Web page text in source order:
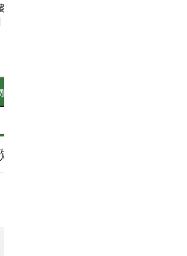
，藥蜀葵(藥蜀葵精華)，積雪草(積雪草精
米糠油 | 燕麥 |